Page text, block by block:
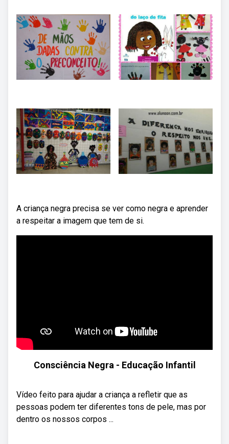
A criança negra precisa se ver como negra e aprender
a respeitar a imagem que tem de si.
Consciência Negra - Educação Infantil
Vídeo feito para ajudar a criança a refletir que as
pessoas podem ter diferentes tons de pele, mas por
dentro os nossos corpos ...